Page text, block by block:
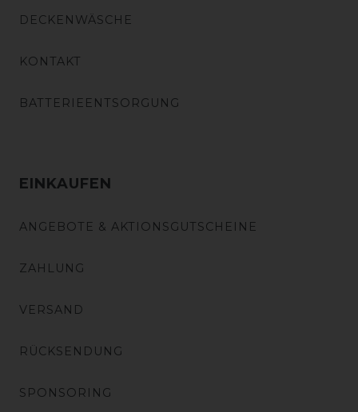
DECKENWÄSCHE
KONTAKT
BATTERIEENTSORGUNG
EINKAUFEN
ANGEBOTE & AKTIONSGUTSCHEINE
ZAHLUNG
VERSAND
RÜCKSENDUNG
SPONSORING